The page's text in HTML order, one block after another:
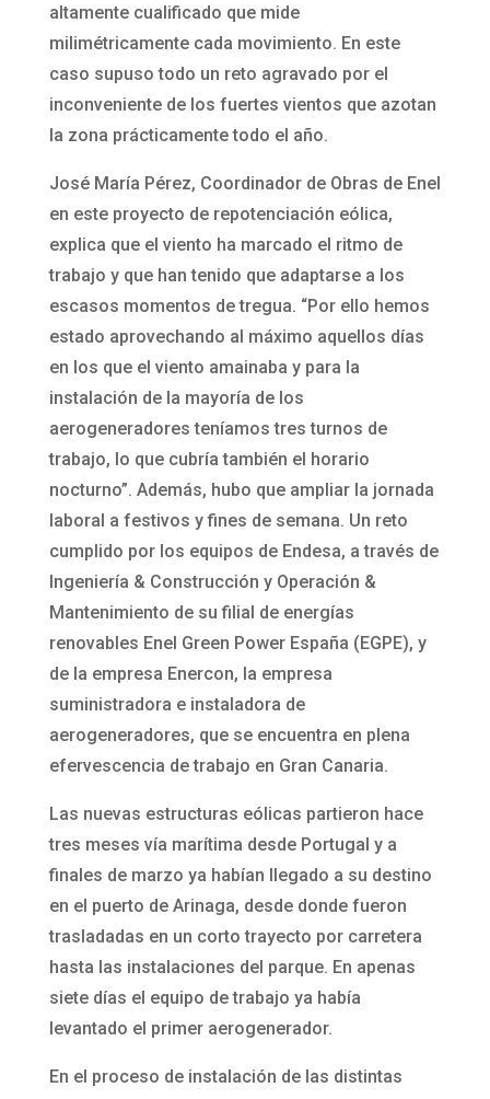
altamente cualificado que mide
milimétricamente cada movimiento. En este
caso supuso todo un reto agravado por el
inconveniente de los fuertes vientos que azotan
la zona prácticamente todo el año.
José María Pérez, Coordinador de Obras de Enel
en este proyecto de repotenciación eólica,
explica que el viento ha marcado el ritmo de
trabajo y que han tenido que adaptarse a los
escasos momentos de tregua. “Por ello hemos
estado aprovechando al máximo aquellos días
en los que el viento amainaba y para la
instalación de la mayoría de los
aerogeneradores teníamos tres turnos de
trabajo, lo que cubría también el horario
nocturno”. Además, hubo que ampliar la jornada
laboral a festivos y fines de semana. Un reto
cumplido por los equipos de Endesa, a través de
Ingeniería & Construcción y Operación &
Mantenimiento de su filial de energías
renovables Enel Green Power España (EGPE), y
de la empresa Enercon, la empresa
suministradora e instaladora de
aerogeneradores, que se encuentra en plena
efervescencia de trabajo en Gran Canaria.
Las nuevas estructuras eólicas partieron hace
tres meses vía marítima desde Portugal y a
finales de marzo ya habían llegado a su destino
en el puerto de Arinaga, desde donde fueron
trasladadas en un corto trayecto por carretera
hasta las instalaciones del parque. En apenas
siete días el equipo de trabajo ya había
levantado el primer aerogenerador.
En el proceso de instalación de las distintas